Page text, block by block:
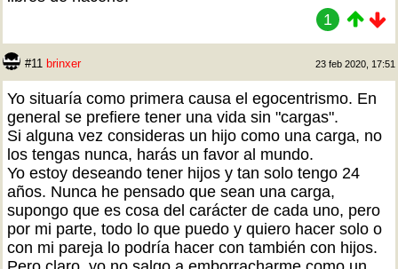
1
#11 brinxer 23 feb 2020, 17:51
Yo situaría como primera causa el egocentrismo. En
general se prefiere tener una vida sin "cargas".
Si alguna vez consideras un hijo como una carga, no
los tengas nunca, harás un favor al mundo.
Yo estoy deseando tener hijos y tan solo tengo 24
años. Nunca he pensado que sean una carga,
supongo que es cosa del carácter de cada uno, pero
por mi parte, todo lo que puedo y quiero hacer solo o
con mi pareja lo podría hacer con también con hijos.